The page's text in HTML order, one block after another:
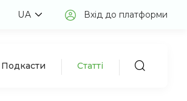
UA Вхід до платформи
Подкасти Статті